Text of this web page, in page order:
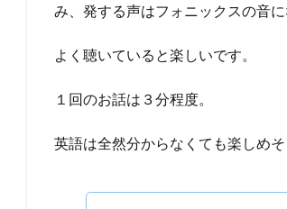
み、発する声はフォニックスの音に
よく聴いていると楽しいです。
１回のお話は３分程度。
英語は全然分からなくても楽しめそ